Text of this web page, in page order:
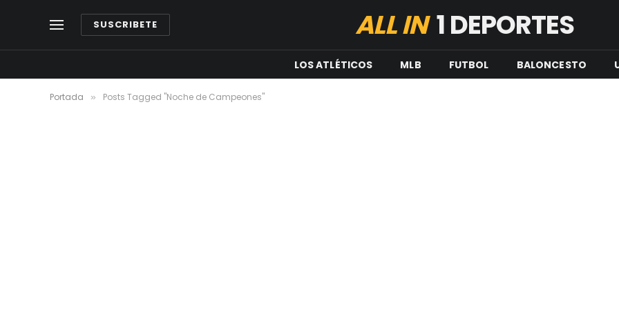
SUSCRIBETE ALL IN1 DEPORTES
LOS ATLÉTICOS MLB FUTBOL BALONCESTO
Portada » Posts Tagged "Noche de Campeones"